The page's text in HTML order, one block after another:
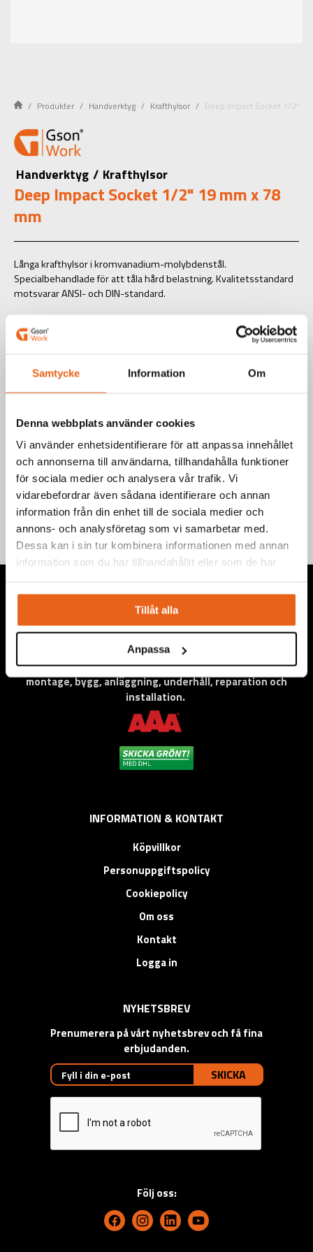
Samtycke Information Om
Denna webbplats använder cookies
Vi använder enhetsidentifierare för att anpassa innehållet
och annonserna till användarna, tillhandahålla funktioner
för sociala medier och analysera vår trafik. Vi
vidarebefordrar även sådana identifierare och annan
information från din enhet till de sociala medier och
annons- och analysföretag som vi samarbetar med.
Dessa kan i sin tur kombinera informationen med annan
information som du har tillhandahållit eller som de har
Tillåt alla
Anpassa
Produkter Handverktyg Krafthylsor Deep Impact Socket 1/2"
Handverktyg / Krafthylsor
Deep Impact Socket 1/2" 19 mm x 78
mm
Långa krafthylsor i kromvanadium-molybdenstål.
Specialbehandlade för att tåla hård belastning. Kvalitetsstandard
motsvarar ANSI- och DIN-standard.
EAN-kod: 7340090215759
Välj produkt
Teknisk information
Vi levererar högkvalitativa ”produkter för proffs”, under
eget varumärke, med fokus på problemlösning inom service,
montage, bygg, anläggning, underhåll, reparation och
installation.
INFORMATION & KONTAKT
Köpvillkor
Personuppgiftspolicy
Cookiepolicy
Om oss
Kontakt
Logga in
NYHETSBREV
Prenumerera på vårt nyhetsbrev och få fina
erbjudanden.
SKICKA
Följ oss: